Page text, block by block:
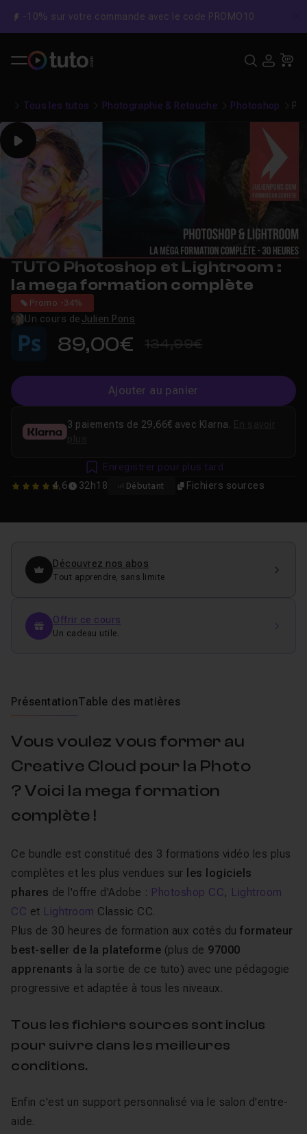
-10% sur votre commande avec le code PROMO10
Tous les tutos Photographie & Retouche Photoshop
Play
TUTO Photoshop et Lightroom :
la mega formation complète
Un cours de Julien Pons
Promo -34%
89,00€ 134,99€
Ajouter au panier
4.625 4,6 32h18 Débutant Fichiers sources
3 paiements de 29,66€ avec Klarna.
Enregistrer pour plus tard
Découvrez nos abos
Tout apprendre, sans limite
Offrir ce cours
Un cadeau utile.
PrésentationTable des matières
Vous voulez vous former au
Creative Cloud pour la Photo
? Voici la mega formation
complète !
Ce bundle est constitué des 3 formations vidéo les plus
complètes et les plus vendues sur les logiciels
phares de l'offre d'Adobe : Photoshop CC, Lightroom
CC et Lightroom Classic CC.
Plus de 30 heures de formation aux cotés du formateur
best-seller de la plateforme (plus de 97000
apprenants à la sortie de ce tuto) avec une pédagogie
progressive et adaptée à tous les niveaux.
Tous les fichiers sources sont inclus
pour suivre dans les meilleures
conditions.
Enfin c'est un support personnalisé via le salon d'entre-
aide.